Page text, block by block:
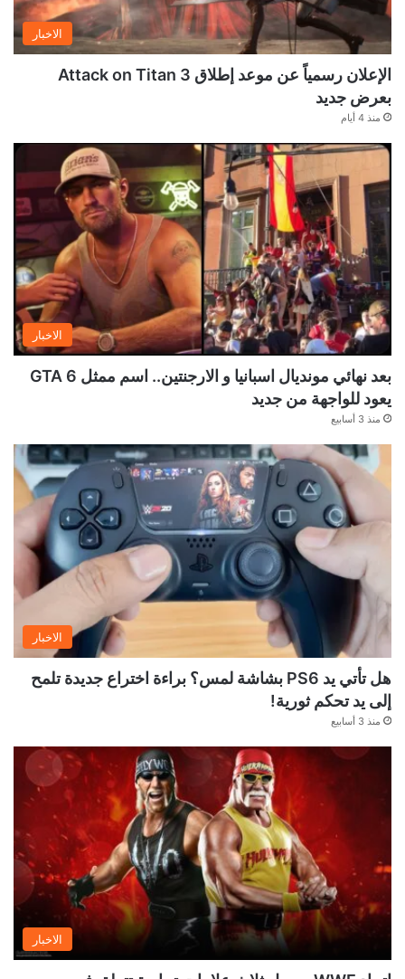
الاخبار
الإعلان رسمياً عن موعد إطلاق Attack on Titan 3
بعرض جديد
منذ 4 أيام
الاخبار
بعد نهائي مونديال اسبانيا و الارجنتين.. اسم ممثل GTA 6
يعود للواجهة من جديد
منذ 3 أسابيع
الاخبار
هل تأتي يد PS6 بشاشة لمس؟ براءة اختراع جديدة تلمح
إلى يد تحكم ثورية!
منذ 3 أسابيع
الاخبار